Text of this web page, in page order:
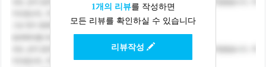
1개의 리뷰를 작성하면
모든 리뷰를 확인하실 수 있습니다
리뷰작성